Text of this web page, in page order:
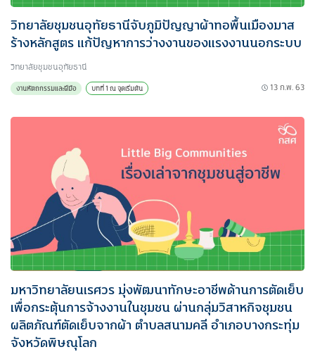
วิทยาลัยชุมชนอุทัยธานีจับภูมิปัญญาผ้าทอพื้นเมืองมาส
ร้างหลักสูตร แก้ปัญหาการว่างงานของแรงงานนอกระบบ
วิทยาลัยชุมชนอุทัยธานี
งานหัตถกรรมและฝีมือ บทที่ 1 ณ จุดเริ่มต้น 13 ก.พ. 63
มหาวิทยาลัยนเรศวร มุ่งพัฒนาทักษะอาชีพด้านการตัดเย็บ
เพื่อกระตุ้นการจ้างงานในชุมชน ผ่านกลุ่มวิสาหกิจชุมชน
ผลิตภัณฑ์ตัดเย็บจากผ้า ตำบลสนามคลี อำเภอบางกระทุ่ม
จังหวัดพิษณุโลก